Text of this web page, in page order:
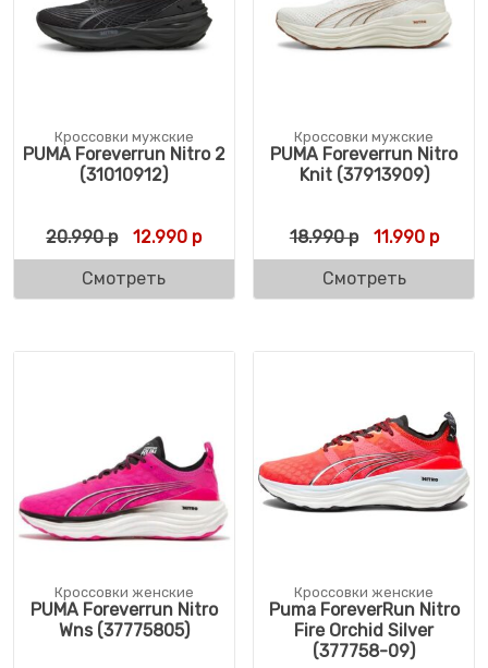
Кроссовки мужские
PUMA Foreverrun Nitro 2
(31010912)
20.990р Первоначальная цена составляла 20.990
12.990 рТекущая цена: 12.990 р.
Смотреть
Кроссовки мужские
PUMA Foreverrun Nitro
Knit (37913909)
18.990р 11.990р
Смотреть
Кроссовки женские
PUMA Foreverrun Nitro
Wns (37775805)
Кроссовки женские
Puma ForeverRun Nitro
Fire Orchid Silver
(377758-09)